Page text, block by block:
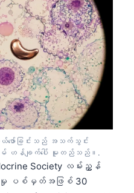
ော်ခြင်းသည် အသက်သွင်း
မ် ဟန်ချက်ပေါ် မူတည်သည်။.
Society လမ်းညွှန်
က်မှု ပစ်မှတ်အဖြစ် 30